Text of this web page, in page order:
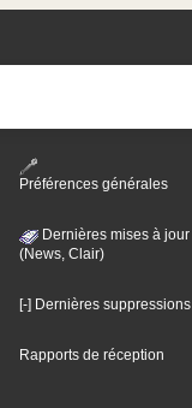
Préférences générales
Dernières mises à jour
(News, Clair)
[-] Dernières suppressions
Rapports de réception